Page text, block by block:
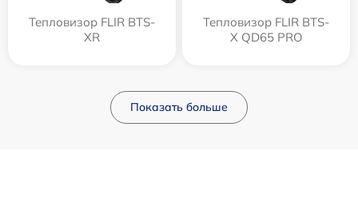
Тепловизор FLIR BTS-
XR
Тепловизор FLIR BTS-
X QD65 PRO
Показать больше